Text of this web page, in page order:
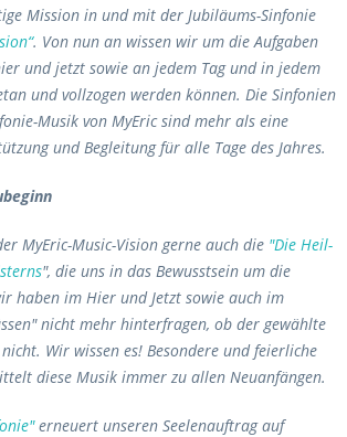
Mission in und mit der Jubiläums-Sinfonie
. Von nun an wissen wir um die Aufgaben
und jetzt sowie an jedem Tag und in jedem
und vollzogen werden können. Die Sinfonien
Musik von MyEric sind mehr als eine
und Begleitung für alle Tage des Jahres.
MyEric-Music-Vision gerne auch die "Die Heil-
", die uns in das Bewusstsein um die
haben im Hier und Jetzt sowie auch im
nicht mehr hinterfragen, ob der gewählte
Wir wissen es! Besondere und feierliche
diese Musik immer zu allen Neuanfängen.
erneuert unseren Seelenauftrag auf